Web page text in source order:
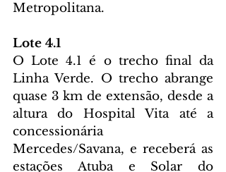
Metropolitana.
Lote 4.1
O Lote 4.1 é o trecho final da
Linha Verde. O trecho abrange
quase 3 km de extensão, desde a
altura do Hospital Vita até a
concessionária
Mercedes/Savana, e receberá as
estações Atuba e Solar do